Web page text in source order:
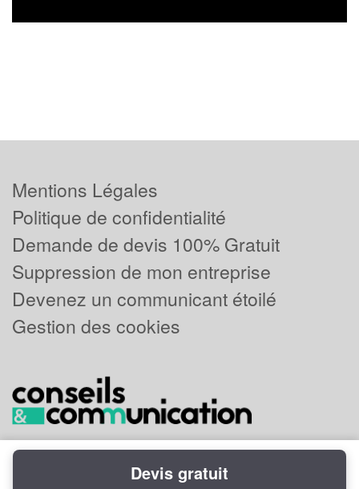
Mentions Légales
Politique de confidentialité
Demande de devis 100% Gratuit
Suppression de mon entreprise
Devenez un communicant étoilé
Gestion des cookies
Powered byPlus que pro
Devis gratuit